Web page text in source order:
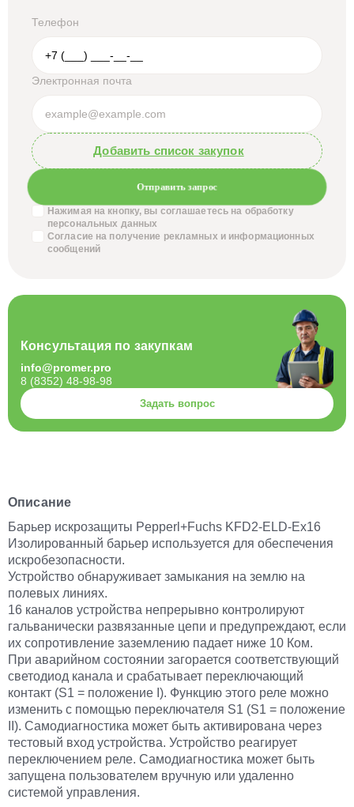
Описание
Барьер искрозащиты Pepperl+Fuchs KFD2-ELD-Ex16
Изолированный барьер используется для обеспечения
искробезопасности.
Устройство обнаруживает замыкания на землю на
полевых линиях.
16 каналов устройства непрерывно контролируют
гальванически развязанные цепи и предупреждают, если
их сопротивление заземлению падает ниже 10 Ком.
При аварийном состоянии загорается соответствующий
светодиод канала и срабатывает переключающий
контакт (S1 = положение I). Функцию этого реле можно
изменить с помощью переключателя S1 (S1 = положение
II). Самодиагностика может быть активирована через
тестовый вход устройства. Устройство реагирует
переключением реле. Самодиагностика может быть
запущена пользователем вручную или удаленно
системой управления.
Телефон
Электронная почта
Добавить список закупок
Отправить запрос
Нажимая на кнопку, вы соглашаетесь на обработку
персональных данных
Согласие на получение рекламных и информационных
сообщений
Консультация по закупкам
info@promer.pro
8 (8352) 48-98-98
Задать вопрос